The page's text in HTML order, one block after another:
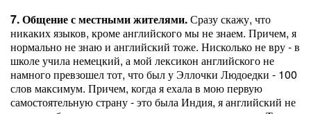
7. Общение с местными жителями.Сразу скажу, что
никаких языков, кроме английского мы не знаем. Причем, я
нормально не знаю и английский тоже. Нисколько не вру - в
школе учила немецкий, а мой лексикон английского не
намного превзошел тот, что был у Эллочки Людоедки - 100
слов максимум. Причем, когда я ехала в мою первую
самостоятельную страну - это была Индия, я английский не